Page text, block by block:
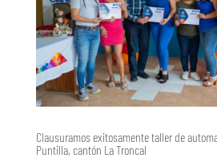
Clausuramos exitosamente taller de
Puntilla, cantón La Troncal